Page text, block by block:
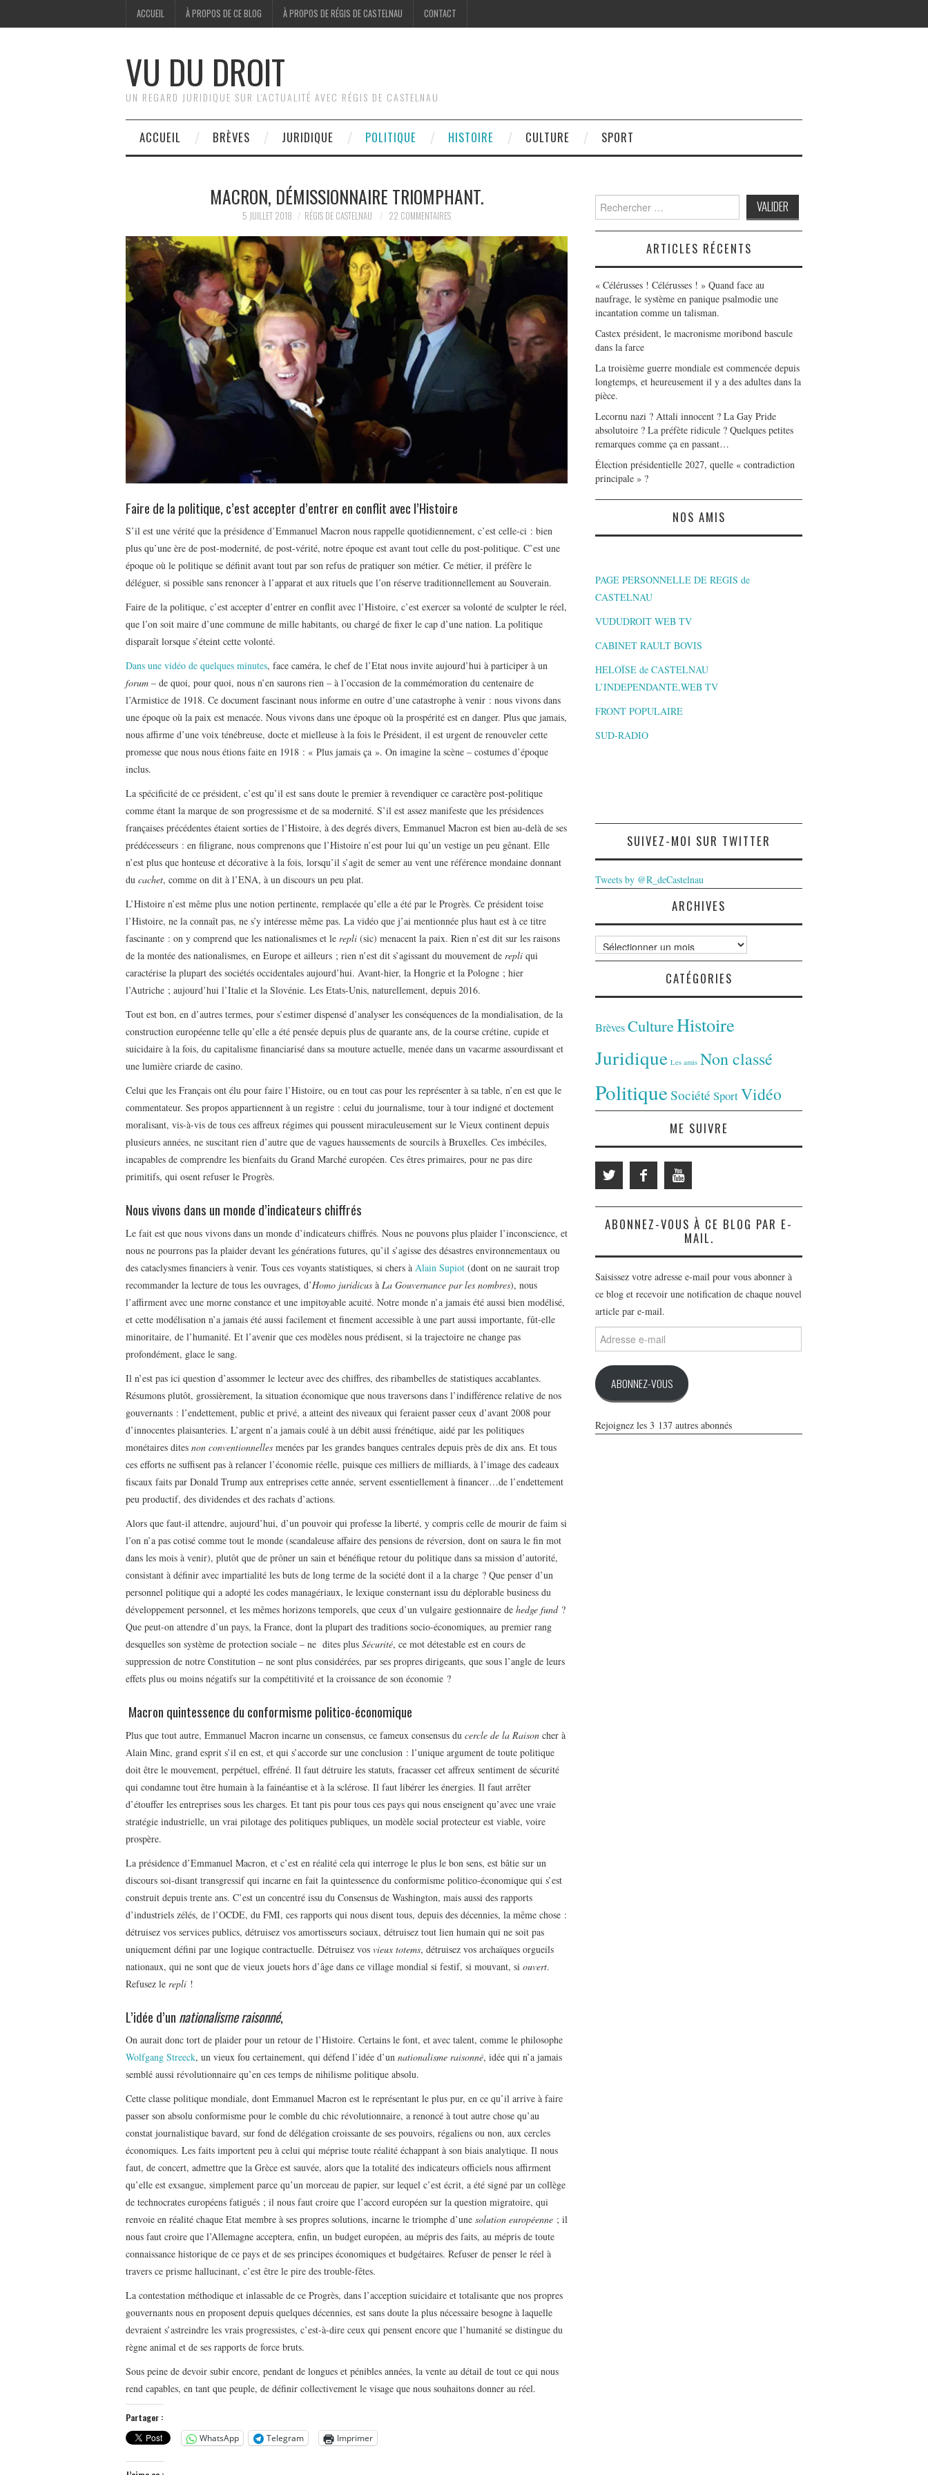
ACCUEIL À PROPOS DE CE BLOG À PROPOS DE RÉGIS DE CASTELNAU CONTACT
VU DU DROIT
UN REGARD JURIDIQUE SUR L'ACTUALITÉ AVEC RÉGIS DE CASTELNAU
ACCUEIL BRÈVES JURIDIQUE POLITIQUE HISTOIRE CULTURE SPORT
MACRON, DÉMISSIONNAIRE TRIOMPHANT.
5 JUILLET 2018 RÉGIS DE CASTELNAU 22 COMMENTAIRES
Faire de la politique, c’est accepter d’entrer en conflit avec l’Histoire
S’il est une vérité que la présidence d’Emmanuel Macron nous rappelle quotidiennement, c’est celle-ci : bien
plus qu’une ère de post-modernité, de post-vérité, notre époque est avant tout celle du post-politique. C’est une
époque où le politique se définit avant tout par son refus de pratiquer son métier. Ce métier, il préfère le
déléguer, si possible sans renoncer à l’apparat et aux rituels que l’on réserve traditionnellement au Souverain.
Faire de la politique, c’est accepter d’entrer en conflit avec l’Histoire, c’est exercer sa volonté de sculpter le réel,
que l’on soit maire d’une commune de mille habitants, ou chargé de fixer le cap d’une nation. La politique
disparaît lorsque s’éteint cette volonté.
Dans une vidéo de quelques minutes, face caméra, le chef de l’Etat nous invite aujourd’hui à participer à un
forum – de quoi, pour quoi, nous n’en saurons rien – à l’occasion de la commémoration du centenaire de
l’Armistice de 1918. Ce document fascinant nous informe en outre d’une catastrophe à venir : nous vivons dans
une époque où la paix est menacée. Nous vivons dans une époque où la prospérité est en danger. Plus que jamais,
nous affirme d’une voix ténébreuse, docte et mielleuse à la fois le Président, il est urgent de renouveler cette
promesse que nous nous étions faite en 1918 : « Plus jamais ça ». On imagine la scène – costumes d’époque
inclus.
La spécificité de ce président, c’est qu’il est sans doute le premier à revendiquer ce caractère post-politique
comme étant la marque de son progressisme et de sa modernité. S’il est assez manifeste que les présidences
françaises précédentes étaient sorties de l’Histoire, à des degrés divers, Emmanuel Macron est bien au-delà de ses
prédécesseurs : en filigrane, nous comprenons que l’Histoire n’est pour lui qu’un vestige un peu gênant. Elle
n’est plus que honteuse et décorative à la fois, lorsqu’il s’agit de semer au vent une référence mondaine donnant
du cachet, comme on dit à l’ENA, à un discours un peu plat.
L’Histoire n’est même plus une notion pertinente, remplacée qu’elle a été par le Progrès. Ce président toise
l’Histoire, ne la connaît pas, ne s’y intéresse même pas. La vidéo que j’ai mentionnée plus haut est à ce titre
fascinante : on y comprend que les nationalismes et le repli (sic) menacent la paix. Rien n’est dit sur les raisons
de la montée des nationalismes, en Europe et ailleurs ; rien n’est dit s’agissant du mouvement de repli qui
caractérise la plupart des sociétés occidentales aujourd’hui. Avant-hier, la Hongrie et la Pologne ; hier
l’Autriche ; aujourd’hui l’Italie et la Slovénie. Les Etats-Unis, naturellement, depuis 2016.
Tout est bon, en d’autres termes, pour s’estimer dispensé d’analyser les conséquences de la mondialisation, de la
construction européenne telle qu’elle a été pensée depuis plus de quarante ans, de la course crétine, cupide et
suicidaire à la fois, du capitalisme financiarisé dans sa mouture actuelle, menée dans un vacarme assourdissant et
une lumière criarde de casino.
Celui que les Français ont élu pour faire l’Histoire, ou en tout cas pour les représenter à sa table, n’en est que le
commentateur. Ses propos appartiennent à un registre : celui du journalisme, tour à tour indigné et doctement
moralisant, vis-à-vis de tous ces affreux régimes qui poussent miraculeusement sur le Vieux continent depuis
plusieurs années, ne suscitant rien d’autre que de vagues haussements de sourcils à Bruxelles. Ces imbéciles,
incapables de comprendre les bienfaits du Grand Marché européen. Ces êtres primaires, pour ne pas dire
primitifs, qui osent refuser le Progrès.
Nous vivons dans un monde d’indicateurs chiffrés
Le fait est que nous vivons dans un monde d’indicateurs chiffrés. Nous ne pouvons plus plaider l’inconscience, et
nous ne pourrons pas la plaider devant les générations futures, qu’il s’agisse des désastres environnementaux ou
des cataclysmes financiers à venir. Tous ces voyants statistiques, si chers à Alain Supiot (dont on ne saurait trop
recommander la lecture de tous les ouvrages, d’Homo juridicus à La Gouvernance par les nombres), nous
l’affirment avec une morne constance et une impitoyable acuité. Notre monde n’a jamais été aussi bien modélisé,
et cette modélisation n’a jamais été aussi facilement et finement accessible à une part aussi importante, fût-elle
minoritaire, de l’humanité. Et l’avenir que ces modèles nous prédisent, si la trajectoire ne change pas
profondément, glace le sang.
Il n’est pas ici question d’assommer le lecteur avec des chiffres, des ribambelles de statistiques accablantes.
Résumons plutôt, grossièrement, la situation économique que nous traversons dans l’indifférence relative de nos
gouvernants : l’endettement, public et privé, a atteint des niveaux qui feraient passer ceux d’avant 2008 pour
d’innocentes plaisanteries. L’argent n’a jamais coulé à un débit aussi frénétique, aidé par les politiques
monétaires dites non conventionnelles menées par les grandes banques centrales depuis près de dix ans. Et tous
ces efforts ne suffisent pas à relancer l’économie réelle, puisque ces milliers de milliards, à l’image des cadeaux
fiscaux faits par Donald Trump aux entreprises cette année, servent essentiellement à financer…de l’endettement
peu productif, des dividendes et des rachats d’actions.
Alors que faut-il attendre, aujourd’hui, d’un pouvoir qui professe la liberté, y compris celle de mourir de faim si
l’on n’a pas cotisé comme tout le monde (scandaleuse affaire des pensions de réversion, dont on saura le fin mot
dans les mois à venir), plutôt que de prôner un sain et bénéfique retour du politique dans sa mission d’autorité,
consistant à définir avec impartialité les buts de long terme de la société dont il a la charge ? Que penser d’un
personnel politique qui a adopté les codes managériaux, le lexique consternant issu du déplorable business du
développement personnel, et les mêmes horizons temporels, que ceux d’un vulgaire gestionnaire de hedge fund?
Que peut-on attendre d’un pays, la France, dont la plupart des traditions socio-économiques, au premier rang
desquelles son système de protection sociale – ne dites plus Sécurité, ce mot détestable est en cours de
suppression de notre Constitution – ne sont plus considérées, par ses propres dirigeants, que sous l’angle de leurs
effets plus ou moins négatifs sur la compétitivité et la croissance de son économie ?
Macron quintessence du conformisme politico-économique
Plus que tout autre, Emmanuel Macron incarne un consensus, ce fameux consensus du cercle de la Raison cher à
Alain Minc, grand esprit s’il en est, et qui s’accorde sur une conclusion : l’unique argument de toute politique
doit être le mouvement, perpétuel, effréné. Il faut détruire les statuts, fracasser cet affreux sentiment de sécurité
qui condamne tout être humain à la fainéantise et à la sclérose. Il faut libérer les énergies. Il faut arrêter
d’étouffer les entreprises sous les charges. Et tant pis pour tous ces pays qui nous enseignent qu’avec une vraie
stratégie industrielle, un vrai pilotage des politiques publiques, un modèle social protecteur est viable, voire
prospère.
La présidence d’Emmanuel Macron, et c’est en réalité cela qui interroge le plus le bon sens, est bâtie sur un
discours soi-disant transgressif qui incarne en fait la quintessence du conformisme politico-économique qui s’est
construit depuis trente ans. C’est un concentré issu du Consensus de Washington, mais aussi des rapports
d’industriels zélés, de l’OCDE, du FMI, ces rapports qui nous disent tous, depuis des décennies, la même chose :
détruisez vos services publics, détruisez vos amortisseurs sociaux, détruisez tout lien humain qui ne soit pas
uniquement défini par une logique contractuelle. Détruisez vos vieux totems, détruisez vos archaïques orgueils
nationaux, qui ne sont que de vieux jouets hors d’âge dans ce village mondial si festif, si mouvant, si ouvert.
Refusez le repli !
L’idée d’un nationalisme raisonné,
On aurait donc tort de plaider pour un retour de l’Histoire. Certains le font, et avec talent, comme le philosophe
Wolfgang Streeck, un vieux fou certainement, qui défend l’idée d’un nationalisme raisonné, idée qui n’a jamais
semblé aussi révolutionnaire qu’en ces temps de nihilisme politique absolu.
Cette classe politique mondiale, dont Emmanuel Macron est le représentant le plus pur, en ce qu’il arrive à faire
passer son absolu conformisme pour le comble du chic révolutionnaire, a renoncé à tout autre chose qu’au
constat journalistique bavard, sur fond de délégation croissante de ses pouvoirs, régaliens ou non, aux cercles
économiques. Les faits importent peu à celui qui méprise toute réalité échappant à son biais analytique. Il nous
faut, de concert, admettre que la Grèce est sauvée, alors que la totalité des indicateurs officiels nous affirment
qu’elle est exsangue, simplement parce qu’un morceau de papier, sur lequel c’est écrit, a été signé par un collège
de technocrates européens fatigués ; il nous faut croire que l’accord européen sur la question migratoire, qui
renvoie en réalité chaque Etat membre à ses propres solutions, incarne le triomphe d’une solution européenne ; il
nous faut croire que l’Allemagne acceptera, enfin, un budget européen, au mépris des faits, au mépris de toute
connaissance historique de ce pays et de ses principes économiques et budgétaires. Refuser de penser le réel à
travers ce prisme hallucinant, c’est être le pire des trouble-fêtes.
La contestation méthodique et inlassable de ce Progrès, dans l’acception suicidaire et totalisante que nos propres
gouvernants nous en proposent depuis quelques décennies, est sans doute la plus nécessaire besogne à laquelle
devraient s’astreindre les vrais progressistes, c’est-à-dire ceux qui pensent encore que l’humanité se distingue du
règne animal et de ses rapports de force bruts.
Sous peine de devoir subir encore, pendant de longues et pénibles années, la vente au détail de tout ce qui nous
rend capables, en tant que peuple, de définir collectivement le visage que nous souhaitons donner au réel.
Partager :
WhatsApp
Telegram Imprimer
Search
for:
ARTICLES RÉCENTS
« Célérusses ! Célérusses ! » Quand face au
naufrage, le système en panique psalmodie une
incantation comme un talisman.
Castex président, le macronisme moribond bascule
dans la farce
La troisième guerre mondiale est commencée depuis
longtemps, et heureusement il y a des adultes dans la
pièce.
Lecornu nazi ? Attali innocent ? La Gay Pride
absolutoire ? La préfète ridicule ? Quelques petites
remarques comme ça en passant…
Élection présidentielle 2027, quelle « contradiction
principale » ?
NOS AMIS
PAGE PERSONNELLE DE REGIS de
CASTELNAU
VUDUDROIT WEB TV
CABINET RAULT BOVIS
HELOÏSE de CASTELNAU
L’INDEPENDANTE,WEB TV
FRONT POPULAIRE
SUD-RADIO
SUIVEZ-MOI SUR TWITTER
Tweets by @R_deCastelnau
ARCHIVES
Archives
CATÉGORIES
BrèvesCultureHistoire
Juridique Les amis Non classé
PolitiqueSociété SportVidéo
ME SUIVRE
ABONNEZ-VOUS À CE BLOG PAR E-
MAIL.
Saisissez votre adresse e-mail pour vous abonner à
ce blog et recevoir une notification de chaque nouvel
article par e-mail.
Adresse
e-
ABONNEZ-VOUS
Rejoignez les 3 137 autres abonnés